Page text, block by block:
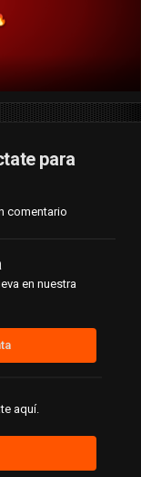
para
comentario
en nuestra
aquí.